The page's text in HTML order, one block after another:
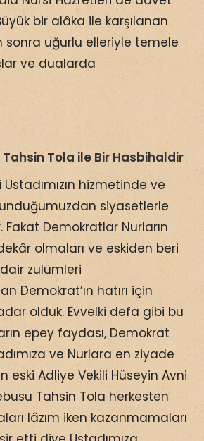
bir alâka ile karşılanan
sonra uğurlu elleriyle temele
ve dualarda
Tahsin Tola ile Bir Hasbihaldir
hizmetinde ve
siyasetlerle
Fakat Demokratlar Nurların
olmaları ve eskiden beri
zulümleri
Demokrat’ın hatırı için
olduk. Evvelki defa gibi bu
epey faydası, Demokrat
ve Nurlara en ziyade
eski Adliye Vekili Hüseyin Avni
Tahsin Tola herkesten
lâzım iken kazanmamaları